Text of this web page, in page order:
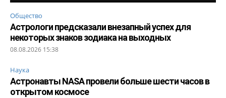
Общество
Астрологи предсказали внезапный успех для
некоторых знаков зодиака на выходных
08.08.2026 15:38
Наука
Астронавты NASA провели больше шести часов в
открытом космосе